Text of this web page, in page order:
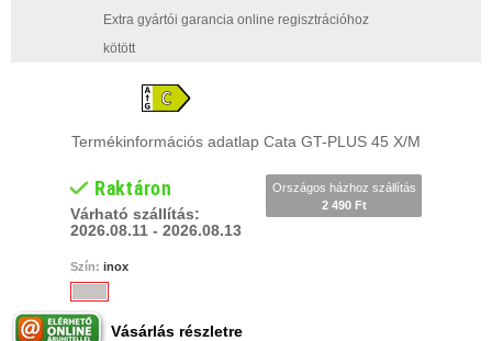
Extra gyártói garancia online regisztrációhoz
kötött
Termékinformációs adatlap Cata GT-PLUS 45 X/M
Raktáron
Várható szállítás:
2026.08.11 - 2026.08.13
Országos házhoz szállítás
2 490 Ft
Szín: inox
Vásárlás részletre